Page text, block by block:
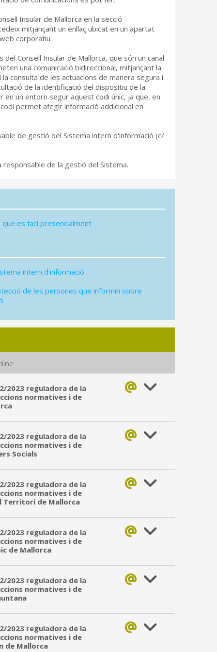
Insular de Mallorca en la secció
mitjançant un enllaç ubicat en un apartat
corporatiu.
Consell Insular de Mallorca, que són un canal
una comunicació bidireccional, mitjançant la
consulta de les actuacions de manera segura i
de la identificació del dispositiu de la
un entorn segur aquest codi únic, ja que, en
permet afegir informació addicional en
de gestió del Sistema intern d'informació (c/
de la gestió del Sistema.
es faci presencialment
intern d'informació
de les persones que informin sobre
2023 reguladora de la
normatives i de
2023 reguladora de la
normatives i de
Socials
2023 reguladora de la
normatives i de
Territori de Mallorca
2023 reguladora de la
normatives i de
de Mallorca
2023 reguladora de la
normatives i de
2023 reguladora de la
normatives i de
de Mallorca